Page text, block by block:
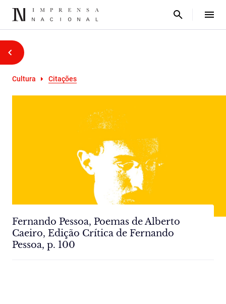
Cultura Citações
Fernando Pessoa, Poemas de Alberto
Caeiro, Edição Crítica de Fernando
Pessoa, p. 100